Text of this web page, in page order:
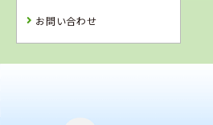
予 約
お問い合わせ